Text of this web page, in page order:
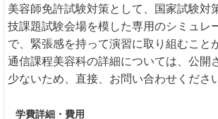
美容師免許試験対策として、国家試験対
技課題試験会場を模した専用のシミュレ
で、緊張感を持って演習に取り組むこと
通信課程美容科の詳細については、公開
少ないため、直接、お問い合わせくださ
学費詳細・費用